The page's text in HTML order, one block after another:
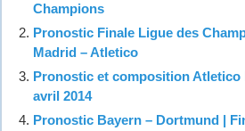
Champions
Pronostic Finale Ligue des
Madrid – Atletico
Pronostic et composition Atletico
avril 2014
Pronostic Bayern – Dortmund |